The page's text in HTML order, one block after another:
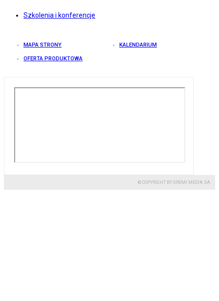
Szkolenia i konferencje
MAPA STRONY KALENDARIUM
OFERTA PRODUKTOWA
© COPYRIGHT BY GREMI MEDIA SA